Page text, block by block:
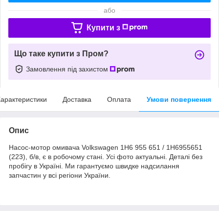
або
Купити з
Що таке купити з Пром?
Замовлення під захистом
Доставка Оплата Умови повернення
Опис
Насос-мотор омивача Volkswagen 1H6 955 651 / 1H6955651
(223), б/в, є в робочому стані. Усі фото актуальні. Деталі без
пробігу в Україні. Ми гарантуємо швидке надсилання
запчастин у всі регіони України.